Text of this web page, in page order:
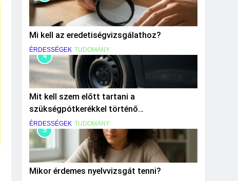
Mi kell az eredetiségvizsgálathoz?
ÉRDESSÉGEK TUDOMÁNY
4
Mit kell szem előtt tartani a
szükségpótkerékkel történő
közlekedéskor?
ÉRDESSÉGEK TUDOMÁNY
5
Mikor érdemes nyelvvizsgát tenni?